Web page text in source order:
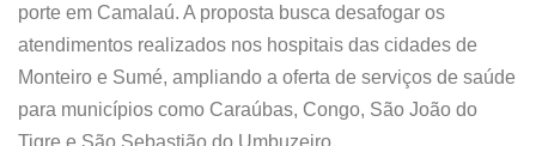
porte em Camalaú. A proposta busca desafogar os
atendimentos realizados nos hospitais das cidades de
Monteiro e Sumé, ampliando a oferta de serviços de saúde
para municípios como Caraúbas, Congo, São João do
Tigre e São Sebastião do Umbuzeiro.